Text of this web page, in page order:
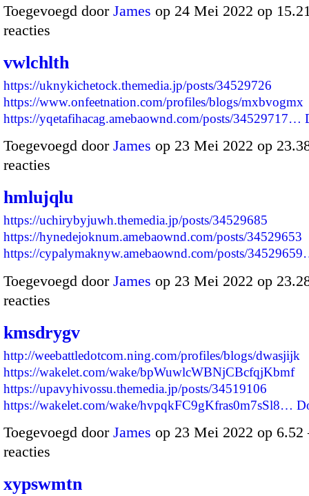
Toegevoegd door James op 24 Mei 2022 op
reacties
vwlchlth
https://uknykichetock.themedia.jp/posts/34529726
https://www.onfeetnation.com/profiles/blogs/mxbvogmx
https://yqetafihacag.amebaownd.com/posts/34529717…
Toegevoegd door James op 23 Mei 2022 op
reacties
hmlujqlu
https://uchirybyjuwh.themedia.jp/posts/34529685
https://hynedejoknum.amebaownd.com/posts/34529653
https://cypalymaknyw.amebaownd.com/posts/
Toegevoegd door James op 23 Mei 2022 op
reacties
kmsdrygv
http://weebattledotcom.ning.com/profiles/blogs/dwasjijk
https://wakelet.com/wake/bpWuwlcWBNjCBcfqjKbmf
https://upavyhivossu.themedia.jp/posts/34519106
https://wakelet.com/wake/hvpqkFC9gKfras0m7sSl8…
Toegevoegd door James op 23 Mei 2022 op
reacties
xypswmtn